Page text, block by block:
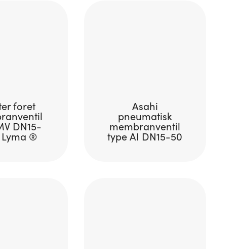
foret
DN15-
®
Asahi
pneumatisk
membranventil
type AI DN15-50